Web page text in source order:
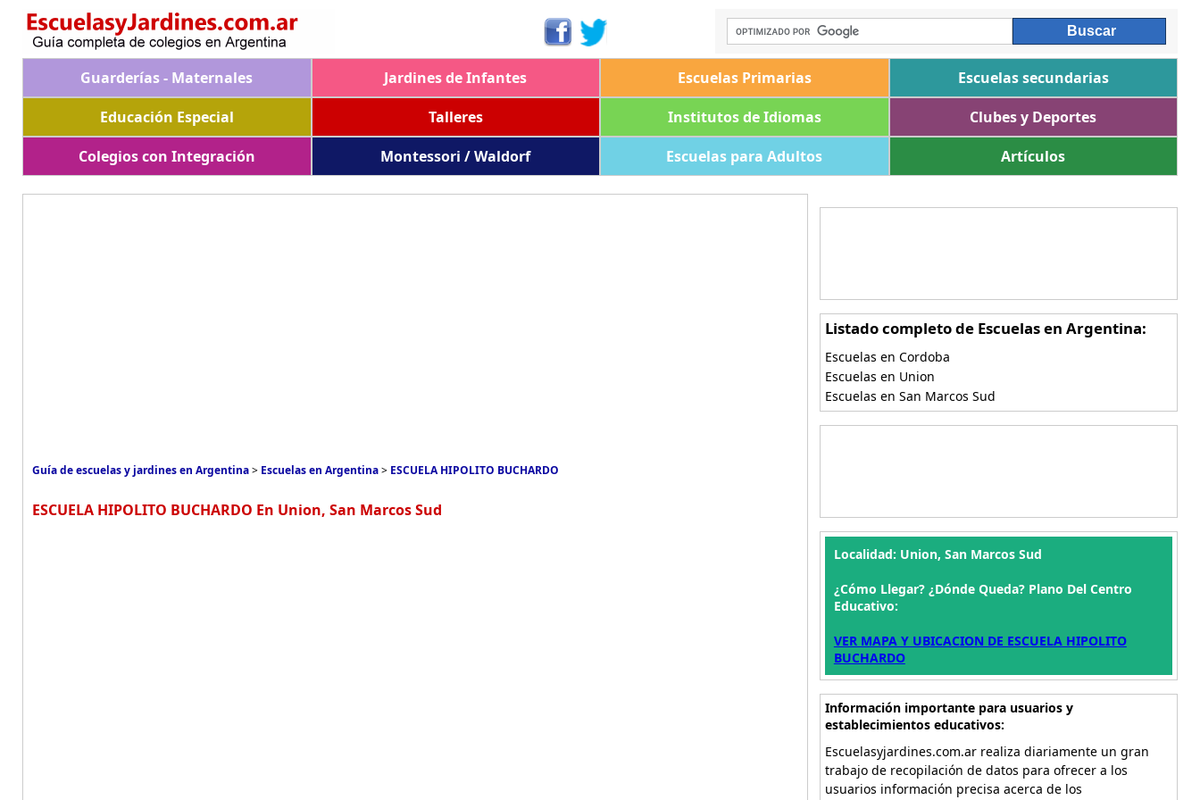
Guarderías - Maternales Jardines de Infantes Escuelas Primarias
Escuelas secundarias
Educación Especial
Talleres Institutos de Idiomas
Clubes y Deportes
Colegios con Integración
Montessori / Waldorf Escuelas para Adultos Artículos
Guía de escuelas y jardines en Argentina> Escuelas en Argentina> ESCUELA HIPOLITO BUCHARDO
ESCUELA HIPOLITO BUCHARDO En Union, San Marcos Sud
Listado completo de Escuelas en Argentina:
Escuelas en Cordoba
Escuelas en Union
Escuelas en San Marcos Sud
Localidad: Union, San Marcos Sud
¿Cómo Llegar? ¿Dónde Queda? Plano Del Centro
Educativo:
VER MAPA Y UBICACION DE ESCUELA HIPOLITO
BUCHARDO
Información importante para usuarios y
establecimientos educativos:
Escuelasyjardines.com.ar realiza diariamente un gran
trabajo de recopilación de datos para ofrecer a los
usuarios información precisa acerca de los